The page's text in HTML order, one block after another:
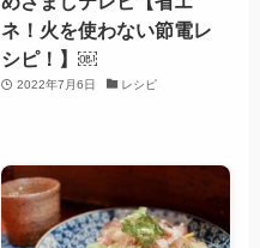
ネ！火を使わない節電レ
シピ！】￼
2022年7月6日 レシピ